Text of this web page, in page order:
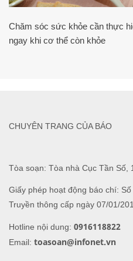
Chăm sóc sức khỏe cần thực
ngay khi cơ thể còn khỏe
Tòa soạn: Tòa nhà Cục Tần Số,
Giấy phép hoạt động báo chí:
Truyền thông cấp ngày 07/01/
Hotline nội dung: 0916118822
Email: toasoan@infonet.vn
CHUYÊN TRANG CỦA BÁO